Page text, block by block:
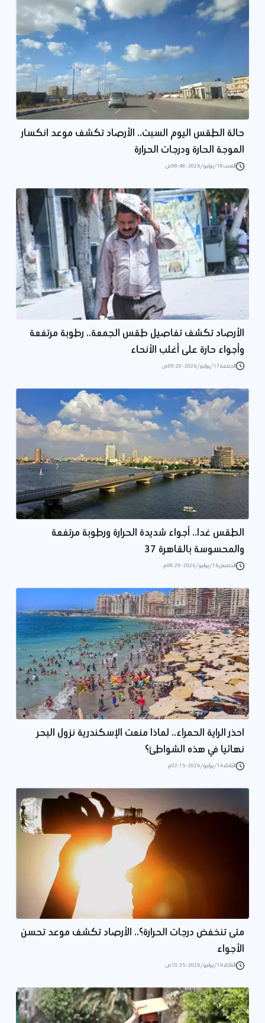
حالة الطقس اليوم السبت.. الأرصاد تكشف موعد انكسار
الموجة الحارة ودرجات الحرارة
السبت 18/يوليو/2026 - 08:48 ص
الأرصاد تكشف تفاصيل طقس الجمعة.. رطوبة مرتفعة
وأجواء حارة على أغلب الأنحاء
الجمعة 17/يوليو/2026 - 09:20 ص
الطقس غدا.. أجواء شديدة الحرارة ورطوبة مرتفعة
والمحسوسة بالقاهرة 37
الخميس 16/يوليو/2026 - 08:29 م
احذر الراية الحمراء.. لماذا منعت الإسكندرية نزول البحر
نهائيا في هذه الشواطئ؟
الثلاثاء 14/يوليو/2026 - 02:15 م
متى تنخفض درجات الحرارة؟.. الأرصاد تكشف موعد تحسن
الأجواء
الثلاثاء 14/يوليو/2026 - 10:35 ص